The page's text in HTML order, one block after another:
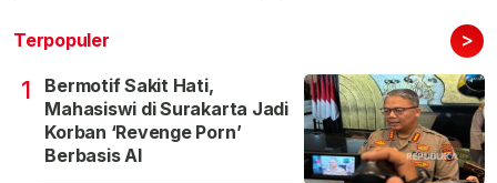
Terpopuler >
1
Bermotif Sakit Hati,
Mahasiswi di Surakarta Jadi
Korban ‘Revenge Porn’
Berbasis AI